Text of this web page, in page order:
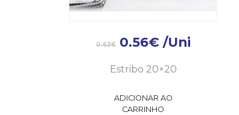
0.63€ 0.56€ /Uni
Estribo 20×20
ADICIONAR AO
CARRINHO